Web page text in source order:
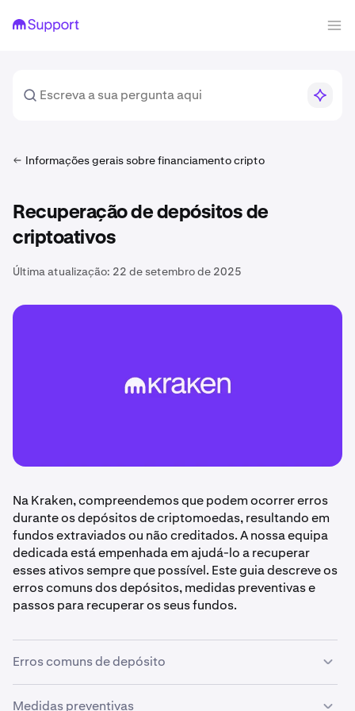
Informações gerais sobre financiamento cripto
Recuperação de depósitos de
criptoativos
Última atualização: 22 de setembro de 2025
Na Kraken, compreendemos que podem ocorrer erros
durante os depósitos de criptomoedas, resultando em
fundos extraviados ou não creditados. A nossa equipa
dedicada está empenhada em ajudá-lo a recuperar
esses ativos sempre que possível. Este guia descreve os
erros comuns dos depósitos, medidas preventivas e
passos para recuperar os seus fundos.
Erros comuns de depósito
Medidas preventivas